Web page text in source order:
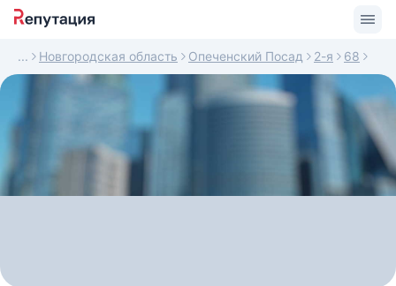
Новгородская область Опеченский Посад 2-я 68